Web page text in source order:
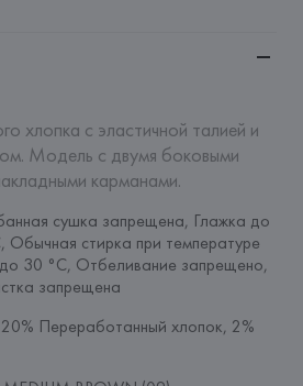
хлопка с эластичной талией и
Модель с двумя боковыми
карманами.
сушка запрещена, Глажка до
Обычная стирка при температуре
30 °C, Отбеливание запрещено,
запрещена
Переработанный хлопок, 2%